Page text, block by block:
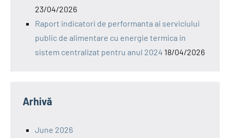
23/04/2026
Raport indicatori de performanta ai serviciului
public de alimentare cu energie termica in
sistem centralizat pentru anul 2024 18/04/2026
Arhivă
June 2026